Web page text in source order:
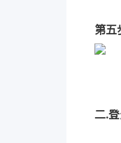
第五
二.